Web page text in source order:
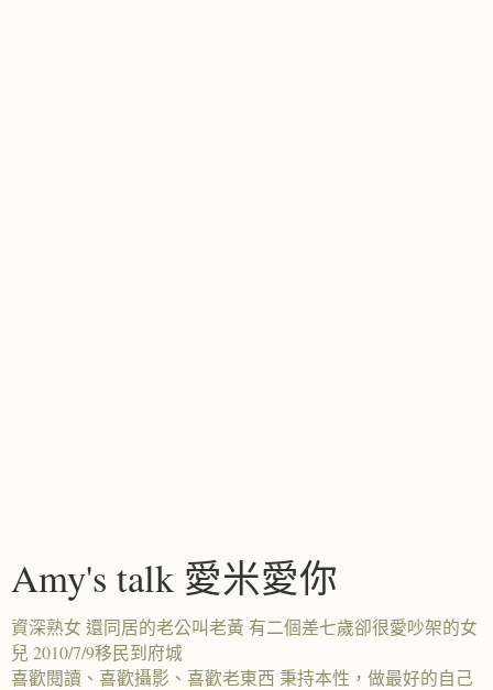
Amy's talk 愛米愛你
資深熟女 還同居的老公叫老黃 有二個差七歲卻很愛吵架的女
兒 2010/7/9移民到府城
喜歡閱讀、喜歡攝影、喜歡老東西 秉持本性，做最好的自己